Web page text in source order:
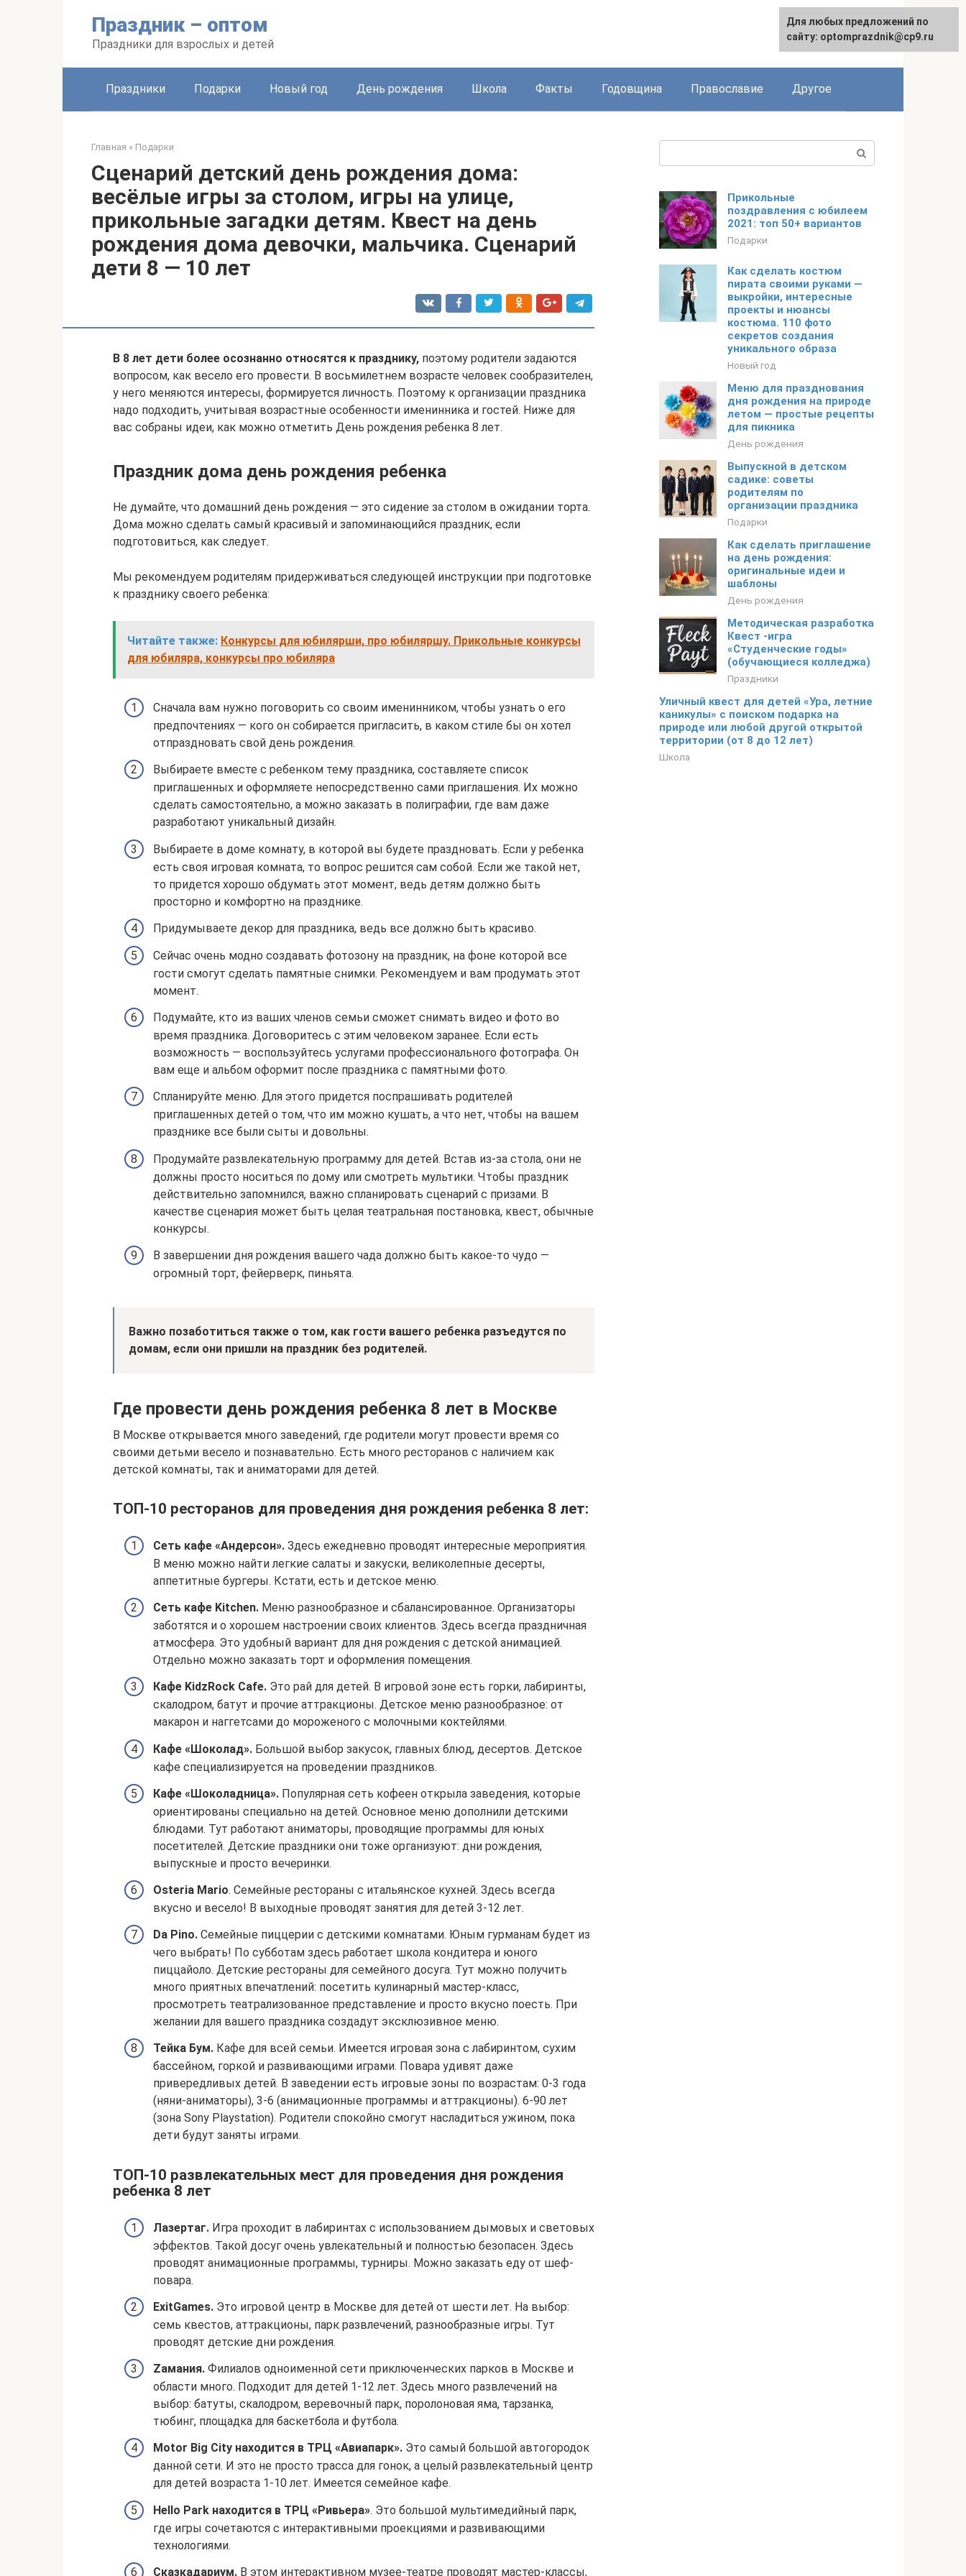
Праздник – оптом
Праздники для взрослых и детей
Праздники Подарки Новый год День рождения Школа Факты Годовщина Православие Другое
Главная » Подарки
Сценарий детский день рождения дома:
весёлые игры за столом, игры на улице,
прикольные загадки детям. Квест на день
рождения дома девочки, мальчика. Сценарий
дети 8 — 10 лет
В 8 лет дети более осознанно относятся к празднику, поэтому родители задаются
вопросом, как весело его провести. В восьмилетнем возрасте человек сообразителен,
у него меняются интересы, формируется личность. Поэтому к организации праздника
надо подходить, учитывая возрастные особенности именинника и гостей. Ниже для
вас собраны идеи, как можно отметить День рождения ребенка 8 лет.
Праздник дома день рождения ребенка
Не думайте, что домашний день рождения — это сидение за столом в ожидании торта.
Дома можно сделать самый красивый и запоминающийся праздник, если
подготовиться, как следует.
Мы рекомендуем родителям придерживаться следующей инструкции при подготовке
к празднику своего ребенка:
Читайте также: Конкурсы для юбилярши, про юбиляршу. Прикольные конкурсы
для юбиляра, конкурсы про юбиляра
Сначала вам нужно поговорить со своим именинником, чтобы узнать о его
предпочтениях — кого он собирается пригласить, в каком стиле бы он хотел
отпраздновать свой день рождения.
Выбираете вместе с ребенком тему праздника, составляете список
приглашенных и оформляете непосредственно сами приглашения. Их можно
сделать самостоятельно, а можно заказать в полиграфии, где вам даже
разработают уникальный дизайн.
Выбираете в доме комнату, в которой вы будете праздновать. Если у ребенка
есть своя игровая комната, то вопрос решится сам собой. Если же такой нет,
то придется хорошо обдумать этот момент, ведь детям должно быть
просторно и комфортно на празднике.
Придумываете декор для праздника, ведь все должно быть красиво.
Сейчас очень модно создавать фотозону на праздник, на фоне которой все
гости смогут сделать памятные снимки. Рекомендуем и вам продумать этот
момент.
Подумайте, кто из ваших членов семьи сможет снимать видео и фото во
время праздника. Договоритесь с этим человеком заранее. Если есть
возможность — воспользуйтесь услугами профессионального фотографа. Он
вам еще и альбом оформит после праздника с памятными фото.
Спланируйте меню. Для этого придется поспрашивать родителей
приглашенных детей о том, что им можно кушать, а что нет, чтобы на вашем
празднике все были сыты и довольны.
Продумайте развлекательную программу для детей. Встав из-за стола, они не
должны просто носиться по дому или смотреть мультики. Чтобы праздник
действительно запомнился, важно спланировать сценарий с призами. В
качестве сценария может быть целая театральная постановка, квест, обычные
конкурсы.
В завершении дня рождения вашего чада должно быть какое-то чудо —
огромный торт, фейерверк, пиньята.
Важно позаботиться также о том, как гости вашего ребенка разъедутся по
домам, если они пришли на праздник без родителей.
Где провести день рождения ребенка 8 лет в Москве
В Москве открывается много заведений, где родители могут провести время со
своими детьми весело и познавательно. Есть много ресторанов с наличием как
детской комнаты, так и аниматорами для детей.
ТОП-10 ресторанов для проведения дня рождения ребенка 8 лет:
Сеть кафе «Андерсон». Здесь ежедневно проводят интересные мероприятия.
В меню можно найти легкие салаты и закуски, великолепные десерты,
аппетитные бургеры. Кстати, есть и детское меню.
Сеть кафе Kitchen. Меню разнообразное и сбалансированное. Организаторы
заботятся и о хорошем настроении своих клиентов. Здесь всегда праздничная
атмосфера. Это удобный вариант для дня рождения с детской анимацией.
Отдельно можно заказать торт и оформления помещения.
Кафе KidzRock Cafe. Это рай для детей. В игровой зоне есть горки, лабиринты,
скалодром, батут и прочие аттракционы. Детское меню разнообразное: от
макарон и наггетсами до мороженого с молочными коктейлями.
Кафе «Шоколад». Большой выбор закусок, главных блюд, десертов. Детское
кафе специализируется на проведении праздников.
Кафе «Шоколадница». Популярная сеть кофеен открыла заведения, которые
ориентированы специально на детей. Основное меню дополнили детскими
блюдами. Тут работают аниматоры, проводящие программы для юных
посетителей. Детские праздники они тоже организуют: дни рождения,
выпускные и просто вечеринки.
Osteria Mario. Семейные рестораны с итальянское кухней. Здесь всегда
вкусно и весело! В выходные проводят занятия для детей 3-12 лет.
Da Pino. Семейные пиццерии с детскими комнатами. Юным гурманам будет из
чего выбрать! По субботам здесь работает школа кондитера и юного
пиццайоло. Детские рестораны для семейного досуга. Тут можно получить
много приятных впечатлений: посетить кулинарный мастер-класс,
просмотреть театрализованное представление и просто вкусно поесть. При
желании для вашего праздника создадут эксклюзивное меню.
Тейка Бум. Кафе для всей семьи. Имеется игровая зона с лабиринтом, сухим
бассейном, горкой и развивающими играми. Повара удивят даже
привередливых детей. В заведении есть игровые зоны по возрастам: 0-3 года
(няни-аниматоры), 3-6 (анимационные программы и аттракционы). 6-90 лет
(зона Sony Playstation). Родители спокойно смогут насладиться ужином, пока
дети будут заняты играми.
ТОП-10 развлекательных мест для проведения дня рождения
ребенка 8 лет
Лазертаг. Игра проходит в лабиринтах с использованием дымовых и световых
эффектов. Такой досуг очень увлекательный и полностью безопасен. Здесь
проводят анимационные программы, турниры. Можно заказать еду от шеф-
повара.
ExitGames. Это игровой центр в Москве для детей от шести лет. На выбор:
семь квестов, аттракционы, парк развлечений, разнообразные игры. Тут
проводят детские дни рождения.
Zамания. Филиалов одноименной сети приключенческих парков в Москве и
области много. Подходит для детей 1-12 лет. Здесь много развлечений на
выбор: батуты, скалодром, веревочный парк, поролоновая яма, тарзанка,
тюбинг, площадка для баскетбола и футбола.
Motor Big City находится в ТРЦ «Авиапарк». Это самый большой автогородок
данной сети. И это не просто трасса для гонок, а целый развлекательный центр
для детей возраста 1-10 лет. Имеется семейное кафе.
Hello Park находится в ТРЦ «Ривьера». Это большой мультимедийный парк,
где игры сочетаются с интерактивными проекциями и развивающими
технологиями.
Сказкадариум. В этом интерактивном музее-театре проводят мастер-классы,
Прикольные
поздравления с юбилеем
2021: топ 50+ вариантов
Подарки
Как сделать костюм
пирата своими руками —
выкройки, интересные
проекты и нюансы
костюма. 110 фото
секретов создания
уникального образа
Новый год
Меню для празднования
дня рождения на природе
летом — простые рецепты
для пикника
День рождения
Выпускной в детском
садике: советы
родителям по
организации праздника
Подарки
Как сделать приглашение
на день рождения:
оригинальные идеи и
шаблоны
День рождения
Методическая разработка
Квест -игра
«Студенческие годы»
(обучающиеся колледжа)
Праздники
Уличный квест для детей «Ура, летние
каникулы» с поиском подарка на
природе или любой другой открытой
территории (от 8 до 12 лет)
Школа
Для любых предложений по
сайту: optomprazdnik@cp9.ru